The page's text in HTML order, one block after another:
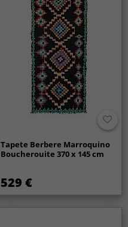
Tapete Berbere Marroquino
Boucherouite 370 x 145 cm
529 €